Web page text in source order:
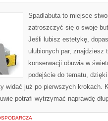
Spadlabuta to miejsce
zatroszczyć się o swoje
Jeśli lubisz estetykę,
ulubionych par, znajdziesz
konserwacji obuwia w
podejście do tematu,
widać już po pierwszych krokach.
potrafi wytrzymać naprawdę